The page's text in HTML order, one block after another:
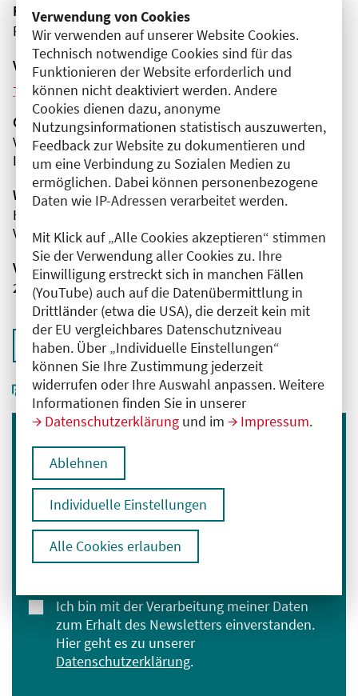
Verwendung von Cookies
Wir verwenden auf unserer Website Cookies.
Technisch notwendige Cookies sind für das
Funktionieren der Website erforderlich und
können nicht deaktiviert werden. Andere
Cookies dienen dazu, anonyme
Nutzungsinformationen statistisch auszuwerten,
Feedback zur Website zu dokumentieren und
um eine Verbindung zu Sozialen Medien zu
ermöglichen. Dabei können personenbezogene
Daten wie IP-Adressen verarbeitet werden.
Mit Klick auf „Alle Cookies akzeptieren“ stimmen
Sie der Verwendung aller Cookies zu. Ihre
Einwilligung erstreckt sich in manchen Fällen
(YouTube) auch auf die Datenübermittlung in
Drittländer (etwa die USA), die derzeit kein mit
der EU vergleichbares Datenschutzniveau
haben. Über „Individuelle Einstellungen“
können Sie Ihre Zustimmung jederzeit
widerrufen oder Ihre Auswahl anpassen. Weitere
Informationen finden Sie in unserer
Datenschutzerklärung und im Impressum.
Ablehnen
Individuelle Einstellungen
Alle Cookies erlauben
Fortbildungsformat
Präsenz
Veranstaltungsreihe
Weitere Veranstaltungen dieser Reihe (3)
Organisator(en)
Vivantes Klinikum im Friedrichshain
Innere Medizin - Angiologie, Hämostaseologie
Wissenschaftliche Leitung
Herr Priv.-Doz. Dr. med. Robert Klamroth
Vivantes Klinikum im Friedrichshain
Veranstaltungsnummer
2761102026001350070
Zurück zur Übersicht
Immer informiert bleiben
Melden Sie sich für unseren Newsletter an:
E-Mail-Adresse eingeben
Ich bin mit der Verarbeitung meiner Daten
zum Erhalt des Newsletters einverstanden.
Hier geht es zu unserer
Datenschutzerklärung.
Anmelden